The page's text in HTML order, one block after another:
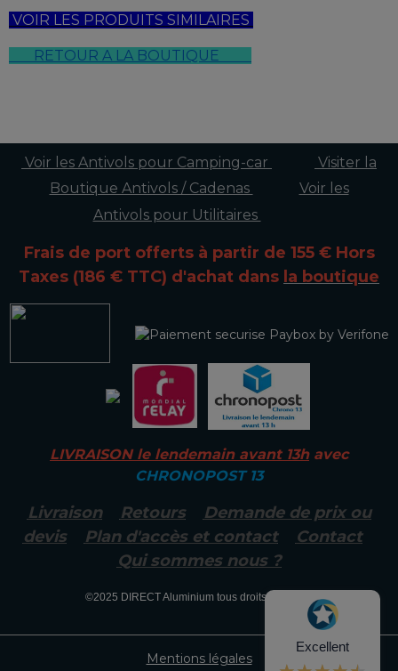
VOIR LES PRODUITS SIMILAIRES
RETOUR A LA BOUTIQUE
Voir les Antivols pour Camping-car
Visiter la
Boutique Antivols / Cadenas
Voir les
Antivols pour Utilitaires
Frais de port offerts à partir de 155 € Hors
Taxes (186 € TTC) d'achat dans la boutique
LIVRAISON le lendemain avant 13havec
CHRONOPOST 13
Livraison Retours
Demande de prix ou
devis
Plan d'accès et contact
Contact
Qui sommes nous ?
©2025 DIRECT Aluminium tous droits réservés.
Mentions légales
Excellent